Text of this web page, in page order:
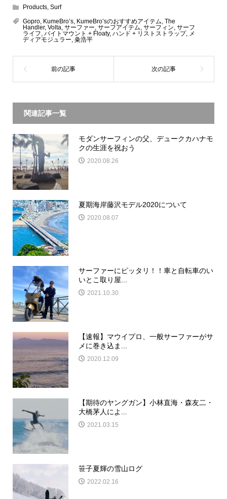
Products, Surf
Gopro, KumeBro’s, KumeBro’sのおすすめアイテム, The
Handler, Volta, サーファー, サーフアイテム, サーフィン, サーフ
ライフ, バイトマウント + Floaty, ハンド + リストストラップ, メ
ディアモジュラー, 粂浩平
関連記事一覧
モダンサーフィンの父、デュークカハナモ
クの生涯を祝おう
2020.08.26
夏期海岸藤沢モデル2020について
2020.08.07
サーファーにピッタリ！！車と自転車のい
いとこ取り屋...
2021.10.30
【速報】マウイプロ、一般サーファーがサ
メに巻き込ま...
2020.12.09
【期待のヤングガン】小林直海・森友二・
大橋茅人によ...
2021.03.15
笹子夏輝の雪山ログ
2022.02.16